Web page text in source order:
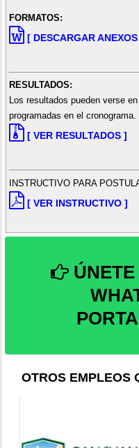
FORMATOS:
[ DESCARGAR
RESULTADOS:
Los resultados pueden verse
programadas en el cronograma.
[ VER RESULTADOS ]
INSTRUCTIVO PARA
[ VER INSTRUCTIVO ]
ÚNETE
OTROS EMPLEOS